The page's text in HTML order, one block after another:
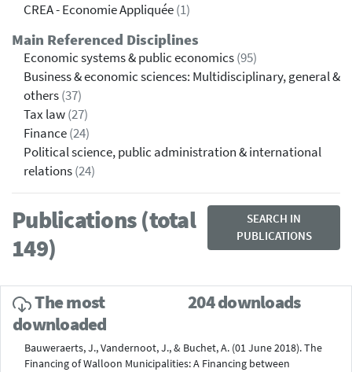
CREA - Economie Appliquée(1)
Main Referenced Disciplines
Economic systems & public economics(95)
Business & economic sciences: Multidisciplinary, general &
others(37)
Tax law(27)
Finance(24)
Political science, public administration & international
relations(24)
Publications (total
149)
SEARCH IN
PUBLICATIONS
The most
downloaded
204 downloads
Bauweraerts, J., Vandernoot, J., & Buchet, A. (01 June 2018). The
Financing of Walloon Municipalities: A Financing between